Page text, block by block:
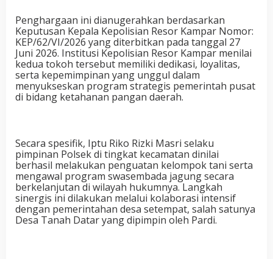
Penghargaan ini dianugerahkan berdasarkan
Keputusan Kepala Kepolisian Resor Kampar Nomor:
KEP/62/VI/2026 yang diterbitkan pada tanggal 27
Juni 2026. Institusi Kepolisian Resor Kampar menilai
kedua tokoh tersebut memiliki dedikasi, loyalitas,
serta kepemimpinan yang unggul dalam
menyukseskan program strategis pemerintah pusat
di bidang ketahanan pangan daerah.
Secara spesifik, Iptu Riko Rizki Masri selaku
pimpinan Polsek di tingkat kecamatan dinilai
berhasil melakukan penguatan kelompok tani serta
mengawal program swasembada jagung secara
berkelanjutan di wilayah hukumnya. Langkah
sinergis ini dilakukan melalui kolaborasi intensif
dengan pemerintahan desa setempat, salah satunya
Desa Tanah Datar yang dipimpin oleh Pardi.